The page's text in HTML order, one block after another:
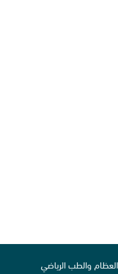
والطب الرياضي